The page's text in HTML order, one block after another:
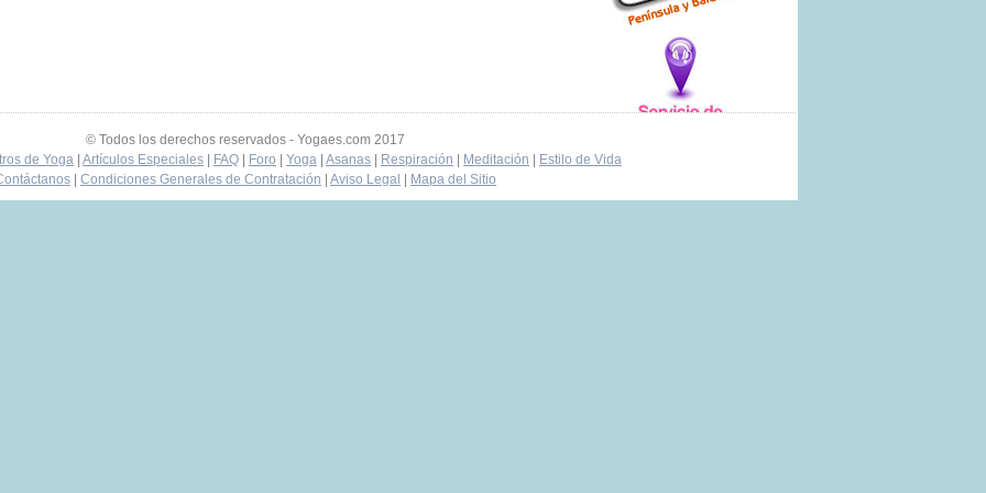
© Todos los derechos reservados - Yogaes.com 2017
de Yoga Artículos Especiales FAQ Foro Yoga Asanas Respiración Meditación
Estilo de Vida
Condiciones Generales de Contratación Aviso Legal Mapa del Sitio